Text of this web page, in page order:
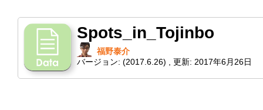
Spots_in_Tojinbo
福野泰介
バージョン: (2017.6.26) 更新: 2017年6月26日